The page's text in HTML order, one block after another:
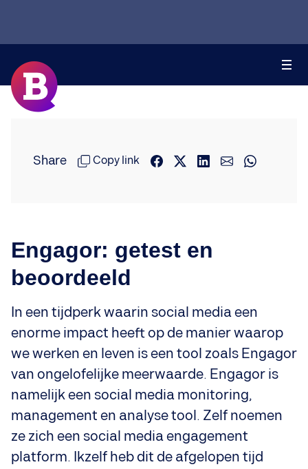
Share Copy link
Engagor: getest en
beoordeeld
In een tijdperk waarin social media een
enorme impact heeft op de manier waarop
we werken en leven is een tool zoals Engagor
van ongelofelijke meerwaarde. Engagor is
namelijk een social media monitoring,
management en analyse tool. Zelf noemen
ze zich een social media engagement
platform. Ikzelf heb dit de afgelopen tijd